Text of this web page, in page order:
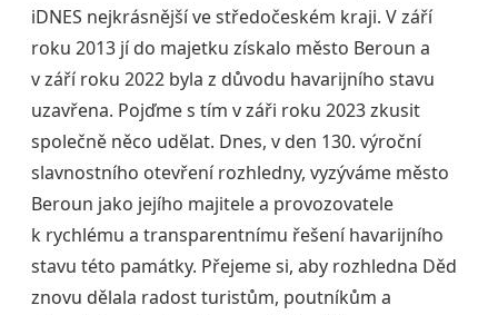
iDNES nejkrásnější ve středočeském kraji. V září
roku 2013 jí do majetku získalo město Beroun a
v září roku 2022 byla z důvodu havarijního stavu
uzavřena. Pojďme s tím v záři roku 2023 zkusit
společně něco udělat. Dnes, v den 130. výroční
slavnostního otevření rozhledny, vyzýváme město
Beroun jako jejího majitele a provozovatele
k rychlému a transparentnímu řešení havarijního
stavu této památky. Přejeme si, aby rozhledna Děd
znovu dělala radost turistům, poutníkům a